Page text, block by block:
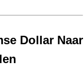
Dollar Naar